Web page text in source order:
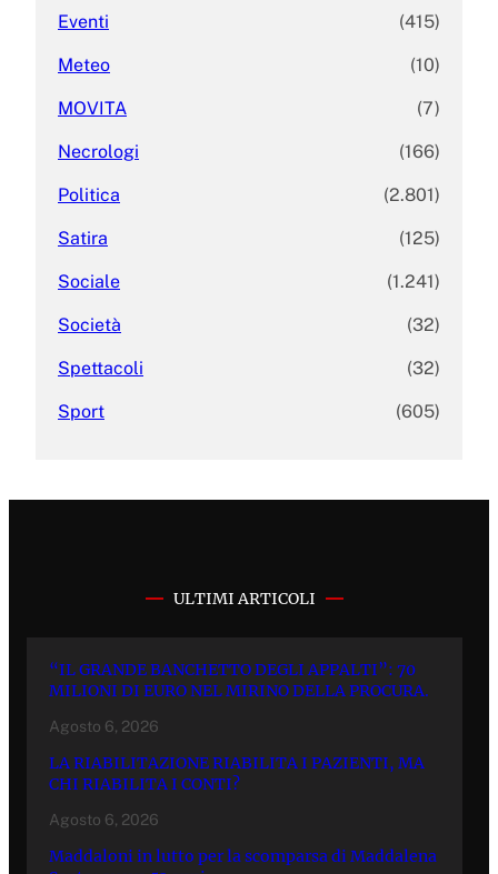
Eventi (415)
Meteo (10)
MOVITA (7)
Necrologi (166)
Politica (2.801)
Satira (125)
Sociale (1.241)
Società (32)
Spettacoli (32)
Sport (605)
ULTIMI ARTICOLI
“IL GRANDE BANCHETTO DEGLI APPALTI”: 70
MILIONI DI EURO NEL MIRINO DELLA PROCURA.
Agosto 6, 2026
LA RIABILITAZIONE RIABILITA I PAZIENTI, MA
CHI RIABILITA I CONTI?
Agosto 6, 2026
Maddaloni in lutto per la scomparsa di Maddalena